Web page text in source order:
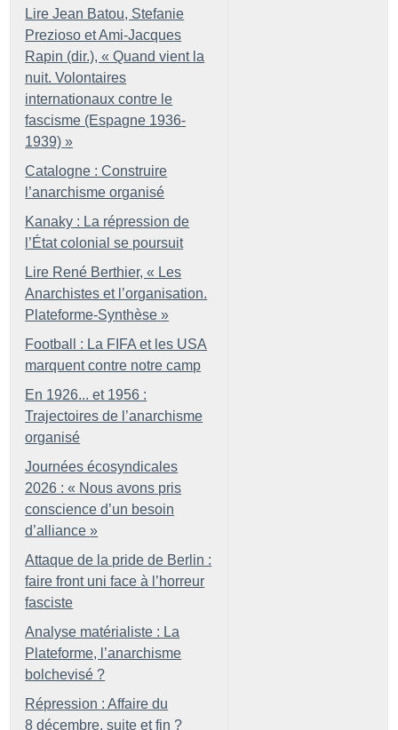
Lire Jean Batou, Stefanie
Prezioso et Ami-Jacques
Rapin (dir.), « Quand vient la
nuit. Volontaires
internationaux contre le
fascisme (Espagne 1936-
1939) »
Catalogne : Construire
l’anarchisme organisé
Kanaky : La répression de
l’État colonial se poursuit
Lire René Berthier, « Les
Anarchistes et l’organisation.
Plateforme-Synthèse »
Football : La FIFA et les USA
marquent contre notre camp
En 1926... et 1956 :
Trajectoires de l’anarchisme
organisé
Journées écosyndicales
2026 : « Nous avons pris
conscience d’un besoin
d’alliance »
Attaque de la pride de Berlin :
faire front uni face à l’horreur
fasciste
Analyse matérialiste : La
Plateforme, l’anarchisme
bolchevisé ?
Répression : Affaire du
8 décembre, suite et fin ?